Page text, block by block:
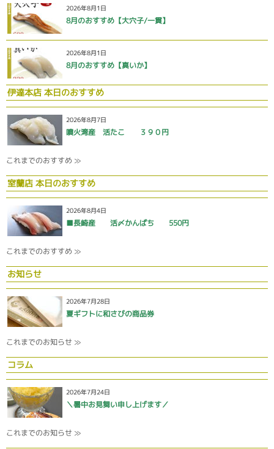
2026年8月1日
8月のおすすめ【大穴子/一貫】
2026年8月1日
8月のおすすめ【真いか】
伊達本店 本日のおすすめ
2026年8月7日
噴火湾産 活たこ ３９０円
これまでのおすすめ ≫
室蘭店 本日のおすすめ
2026年8月4日
■長崎産 活〆かんぱち 550円
これまでのおすすめ ≫
お知らせ
2026年7月28日
夏ギフトに和さびの商品券
これまでのお知らせ ≫
コラム
2026年7月24日
＼暑中お見舞い申し上げます／
これまでのお知らせ ≫